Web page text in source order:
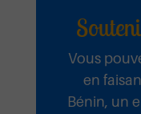
Vous
en
Bénin, un